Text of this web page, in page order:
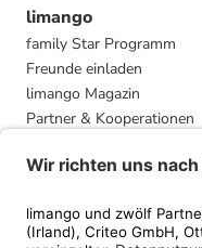
limango
family Star Programm
Freunde einladen
limango Magazin
Partner & Kooperationen
Presse